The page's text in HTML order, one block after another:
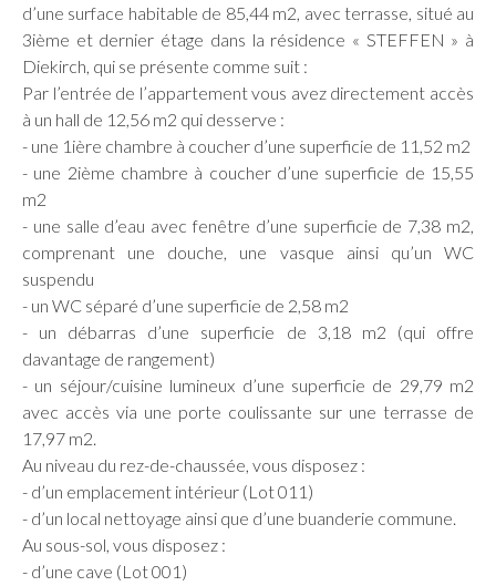
d’une surface habitable de 85,44 m2, avec terrasse, situé au
3ième et dernier étage dans la résidence « STEFFEN » à
Diekirch, qui se présente comme suit :
Par l’entrée de l’appartement vous avez directement accès
à un hall de 12,56 m2 qui desserve :
- une 1ière chambre à coucher d’une superficie de 11,52 m2
- une 2ième chambre à coucher d’une superficie de 15,55
m2
- une salle d’eau avec fenêtre d’une superficie de 7,38 m2,
comprenant une douche, une vasque ainsi qu’un WC
suspendu
- un WC séparé d’une superficie de 2,58 m2
- un débarras d’une superficie de 3,18 m2 (qui offre
davantage de rangement)
- un séjour/cuisine lumineux d’une superficie de 29,79 m2
avec accès via une porte coulissante sur une terrasse de
17,97 m2.
Au niveau du rez-de-chaussée, vous disposez :
- d’un emplacement intérieur (Lot 011)
- d’un local nettoyage ainsi que d’une buanderie commune.
Au sous-sol, vous disposez :
- d’une cave (Lot 001)